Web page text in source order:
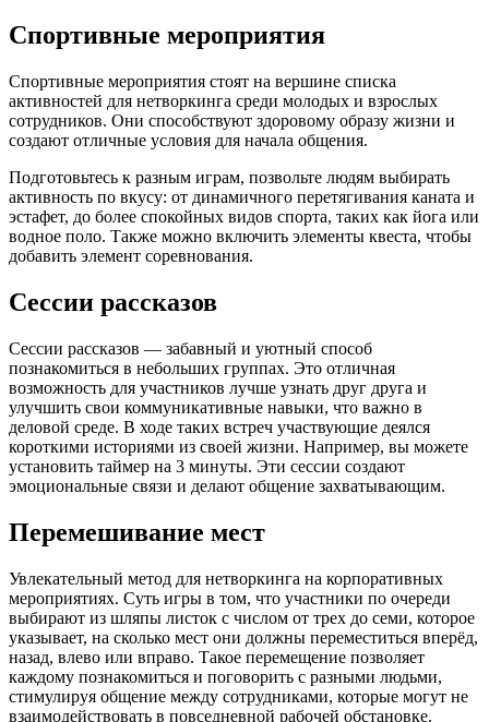
Спортивные мероприятия
Спортивные мероприятия стоят на вершине списка
активностей для нетворкинга среди молодых и взрослых
сотрудников. Они способствуют здоровому образу жизни и
создают отличные условия для начала общения.
Подготовьтесь к разным играм, позвольте людям выбирать
активность по вкусу: от динамичного перетягивания каната и
эстафет, до более спокойных видов спорта, таких как йога или
водное поло. Также можно включить элементы квеста, чтобы
добавить элемент соревнования.
Сессии рассказов
Сессии рассказов — забавный и уютный способ
познакомиться в небольших группах. Это отличная
возможность для участников лучше узнать друг друга и
улучшить свои коммуникативные навыки, что важно в
деловой среде. В ходе таких встреч участвующие деялся
короткими историями из своей жизни. Например, вы можете
установить таймер на 3 минуты. Эти сессии создают
эмоциональные связи и делают общение захватывающим.
Перемешивание мест
Увлекательный метод для нетворкинга на корпоративных
мероприятиях. Суть игры в том, что участники по очереди
выбирают из шляпы листок с числом от трех до семи, которое
указывает, на сколько мест они должны переместиться вперёд,
назад, влево или вправо. Такое перемещение позволяет
каждому познакомиться и поговорить с разными людьми,
стимулируя общение между сотрудниками, которые могут не
взаимодействовать в повседневной рабочей обстановке.